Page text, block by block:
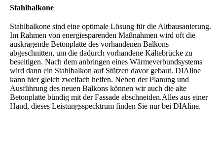
Stahlbalkone
Stahlbalkone sind eine optimale Lösung für die Altbausanierung.
Im Rahmen von energiesparenden Maßnahmen wird oft die
auskragende Betonplatte des vorhandenen Balkons
abgeschnitten, um die dadurch vorhandene Kältebrücke zu
beseitigen. Nach dem anbringen eines Wärmeverbundsystems
wird dann ein Stahlbalkon auf Stützen davor gebaut. DIAline
kann hier gleich zweifach helfen. Neben der Planung und
Ausführung des neuen Balkons können wir auch die alte
Betonplatte bündig mit der Fassade abschneiden.Alles aus einer
Hand, dieses Leistungsspecktrum finden Sie nur bei DIAline.